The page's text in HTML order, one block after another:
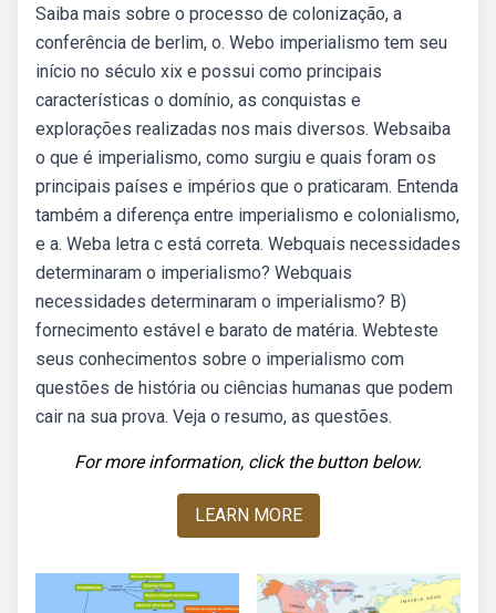
Saiba mais sobre o processo de colonização, a
conferência de berlim, o. Webo imperialismo tem seu
início no século xix e possui como principais
características o domínio, as conquistas e
explorações realizadas nos mais diversos. Websaiba
o que é imperialismo, como surgiu e quais foram os
principais países e impérios que o praticaram. Entenda
também a diferença entre imperialismo e colonialismo,
e a. Weba letra c está correta. Webquais necessidades
determinaram o imperialismo? Webquais
necessidades determinaram o imperialismo? B)
fornecimento estável e barato de matéria. Webteste
seus conhecimentos sobre o imperialismo com
questões de história ou ciências humanas que podem
cair na sua prova. Veja o resumo, as questões.
For more information, click the button below.
LEARN MORE